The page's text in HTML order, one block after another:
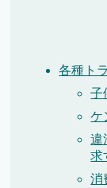
各種ト
子
ケ
違
求
消